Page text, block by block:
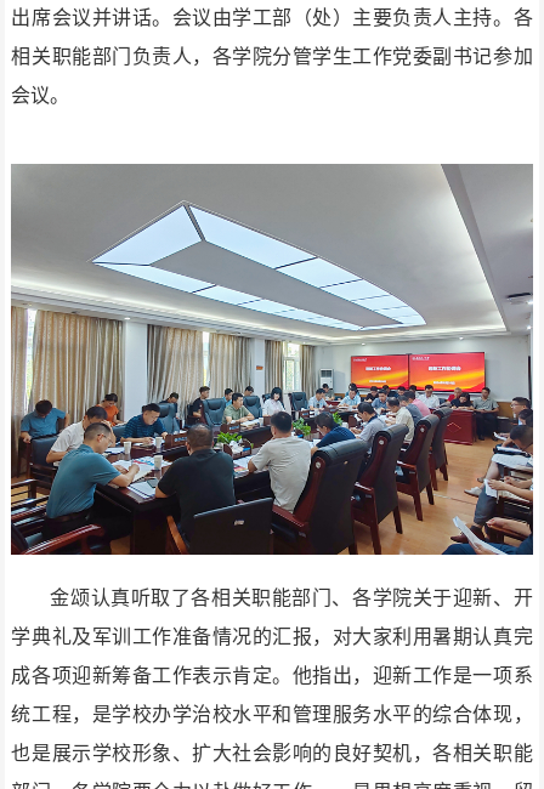
出席会议并讲话。会议由学工部（处）主要负责人主持。各
相关职能部门负责人，各学院分管学生工作党委副书记参加
会议。
金颂认真听取了各相关职能部门、各学院关于迎新、开
学典礼及军训工作准备情况的汇报，对大家利用暑期认真完
成各项迎新筹备工作表示肯定。他指出，迎新工作是一项系
统工程，是学校办学治校水平和管理服务水平的综合体现，
也是展示学校形象、扩大社会影响的良好契机，各相关职能